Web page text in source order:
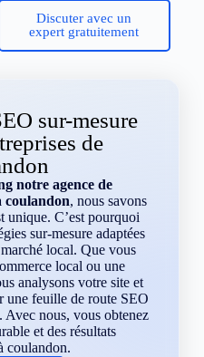
Discuter avec un
expert gratuitement
sur-mesure
de
notre agence de
coulandon, nous savons
unique. C’est pourquoi
sur-mesure adaptées
local. Que vous
local ou une
analysons votre site et
une feuille de route SEO
nous, vous obtenez
et des résultats
coulandon.